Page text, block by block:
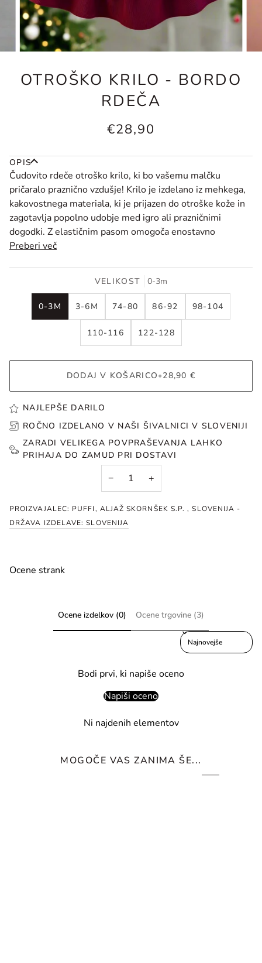
OTROŠKO KRILO - BORDO
RDEČA
€28,90
OPIS
Čudovito rdeče otroško krilo, ki bo vašemu malčku
pričaralo praznično vzdušje! Krilo je izdelano iz mehkega,
kakovostnega materiala, ki je prijazen do otroške kože in
zagotavlja popolno udobje med igro ali prazničnimi
dogodki. Z elastičnim pasom omogoča enostavno
Preberi več
VELIKOST 0-3m
0-3M 3-6M 74-80 86-92 98-104
110-116 122-128
DODAJ V KOŠARICO•28,90 €
NAJLEPŠE DARILO
ROČNO IZDELANO V NAŠI ŠIVALNICI V SLOVENIJI
ZARADI VELIKEGA POVPRAŠEVANJA LAHKO
PRIHAJA DO ZAMUD PRI DOSTAVI
− +
PROIZVAJALEC: PUFFI, ALJAŽ SKORNŠEK S.P. , SLOVENIJA -
DRŽAVA IZDELAVE: SLOVENIJA
Ocene strank
Ocene izdelkov (0) Ocene trgovine (3)
Sort reviews by
Bodi prvi, ki napiše oceno
Napiši oceno
Ni najdenih elementov
MOGOČE VAS ZANIMA ŠE...